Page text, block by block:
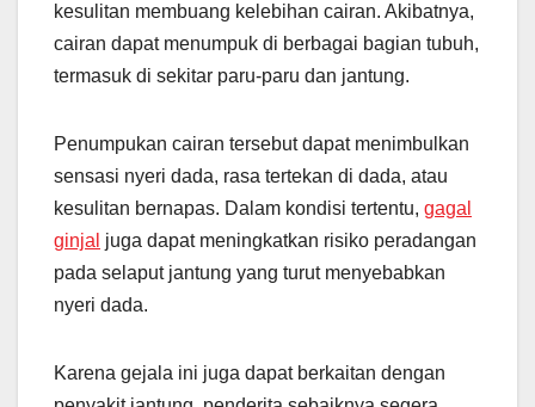
kesulitan membuang kelebihan cairan. Akibatnya,
cairan dapat menumpuk di berbagai bagian tubuh,
termasuk di sekitar paru-paru dan jantung.
Penumpukan cairan tersebut dapat menimbulkan
sensasi nyeri dada, rasa tertekan di dada, atau
kesulitan bernapas. Dalam kondisi tertentu, gagal
ginjal juga dapat meningkatkan risiko peradangan
pada selaput jantung yang turut menyebabkan
nyeri dada.
Karena gejala ini juga dapat berkaitan dengan